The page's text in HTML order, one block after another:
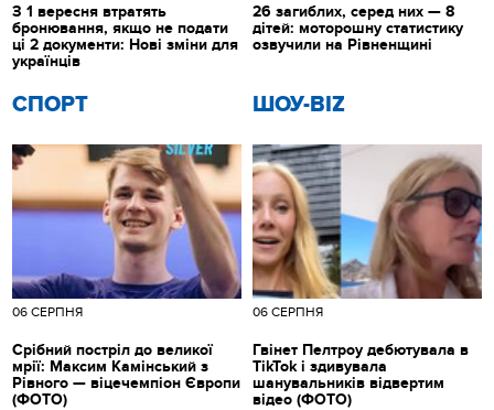
СПОРТ
06 СЕРПНЯ
Срібний постріл до великої
мрії: Максим Камінський з
Рівного — віцечемпіон Європи
(ФОТО)
ШОУ-BIZ
06 СЕРПНЯ
Гвінет Пелтроу дебютувала в
TikTok і здивувала
шанувальників відвертим
відео (ФОТО)
З 1 вересня втратять
бронювання, якщо не подати
ці 2 документи: Нові зміни для
українців
26 загиблих, серед них — 8
дітей: моторошну статистику
озвучили на Рівненщині